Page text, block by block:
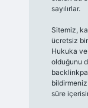
sayılırlar.
Sitemiz,
ücretsiz
Hukuka ve
olduğunu
süre